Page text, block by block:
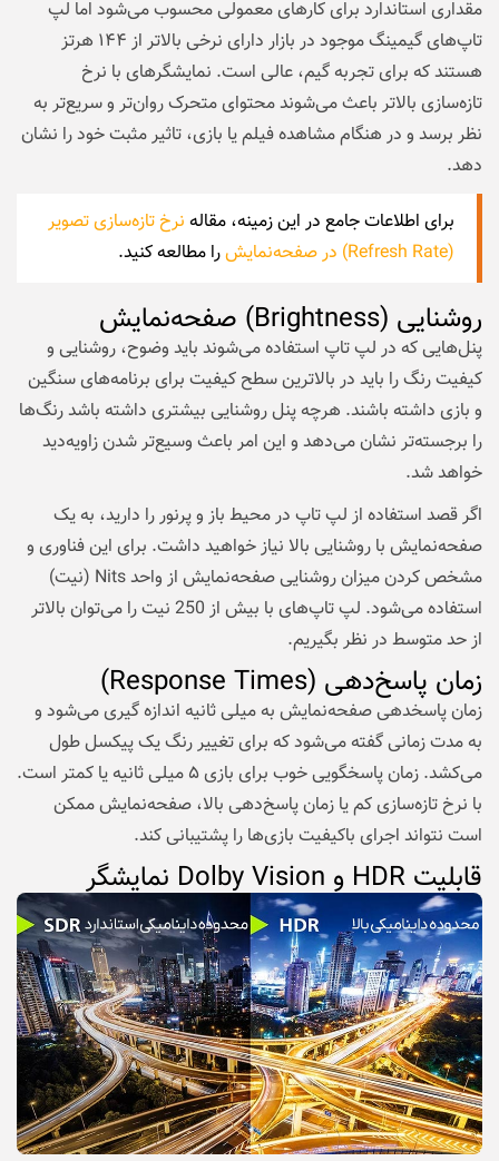
مقداری استاندارد برای کارهای معمولی محسوب می‌شود اما لپ
تاپ‌های گیمینگ موجود در بازار دارای نرخی بالاتر از ۱۴۴ هرتز
هستند که برای تجربه گیم، عالی است. نمایشگرهای با نرخ
تازه‌سازی بالاتر باعث می‌شوند محتوای متحرک روان‌تر و سریع‌تر به
نظر برسد و در هنگام مشاهده فیلم یا بازی، تاثیر مثبت خود را نشان
دهد.
برای اطلاعات جامع در این زمینه، مقاله نرخ تازه‌سازی تصویر
(Refresh Rate) در صفحه‌نمایش
را مطالعه کنید.
روشنایی (Brightness) صفحه‌نمایش
پنل‌هایی که در لپ تاپ استفاده می‌شوند باید وضوح، روشنایی و
کیفیت رنگ را باید در بالاترین سطح کیفیت برای برنامه‌های سنگین
و بازی داشته باشند. هرچه پنل روشنایی بیشتری داشته باشد رنگ‌ها
را برجسته‌تر نشان می‌دهد و این امر باعث وسیع‌تر شدن زاویه‌دید
خواهد شد.
اگر قصد استفاده از لپ تاپ در محیط باز و پرنور را دارید، به یک
صفحه‌نمایش با روشنایی بالا نیاز خواهید داشت. برای این فناوری و
مشخص کردن میزان روشنایی صفحه‌نمایش از واحد Nits (نیت)
استفاده می‌شود. لپ تاپ‌های با بیش از 250 نیت را می‌توان بالاتر
از حد متوسط در نظر بگیریم.
زمان پاسخ‌دهی (Response Times)
زمان پاسخدهی صفحه‌نمایش به میلی ثانیه اندازه گیری می‌شود و
به مدت زمانی گفته می‌شود که برای تغییر رنگ یک پیکسل طول
می‌کشد. زمان پاسخگویی خوب برای بازی ۵ میلی ثانیه یا کمتر است.
با نرخ تازه‌سازی کم یا زمان پاسخ‌دهی بالا، صفحه‌نمایش ممکن
است نتواند اجرای باکیفیت بازی‌ها را پشتیبانی کند.
قابلیت HDR و Dolby Vision نمایشگر